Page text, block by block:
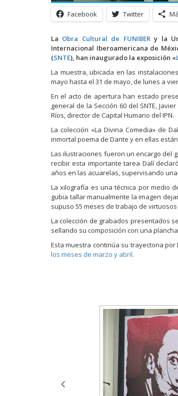
Facebook Twitter
La Obra Cultural de FUNIBER y la
Internacional Iberoamericana de
(SNTE), han inaugurado la exposición «
La muestra, ubicada en las
mayo hasta el 31 de mayo, de lunes a
En el acto de apertura han estado
general de la Sección 60 del SNTE,
Ríos, director de Capital Humano del IPN.
La colección «La Divina Comedia» de
inmortal poema de Dante y en ellas
Las ilustraciones fueron un encargo del
recibir esta importante tarea Dalí
años en las acuarelas, supervisando
La xilografía es una técnica por medio
gubia tallar manualmente la imagen
supuso 55 meses de trabajo de
La colección de grabados presentados
sellando su composición con una
Esta muestra continúa su trayectoria por
los meses de marzo y abril.